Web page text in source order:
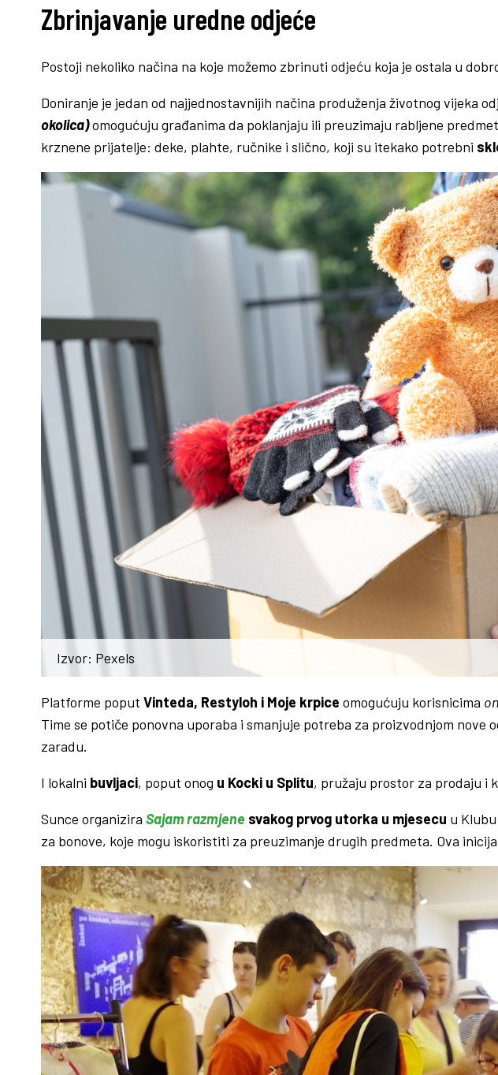
Zbrinjavanje uredne odjeće
Postoji nekoliko načina na koje možemo zbrinuti odjeću koja je ostala u
Doniranje je jedan od najjednostavnijih načina produženja životnog vijeka
okolica)omogućuju građanima da poklanjaju ili preuzimaju rabljene
krznene prijatelje: deke, plahte, ručnike i slično, koji su itekako potrebni
Izvor: Pexels
Platforme poput Vinteda, Restyloh i Moje krpice omogućuju korisnicima
Time se potiče ponovna uporaba i smanjuje potreba za proizvodnjom
zaradu.
I lokalni buvljaci, poput onog u Kocki u Splitu, pružaju prostor za prodaju i
Sunce organizira Sajam razmjene svakog prvog utorka u mjesecu u
za bonove, koje mogu iskoristiti za preuzimanje drugih predmeta. Ova